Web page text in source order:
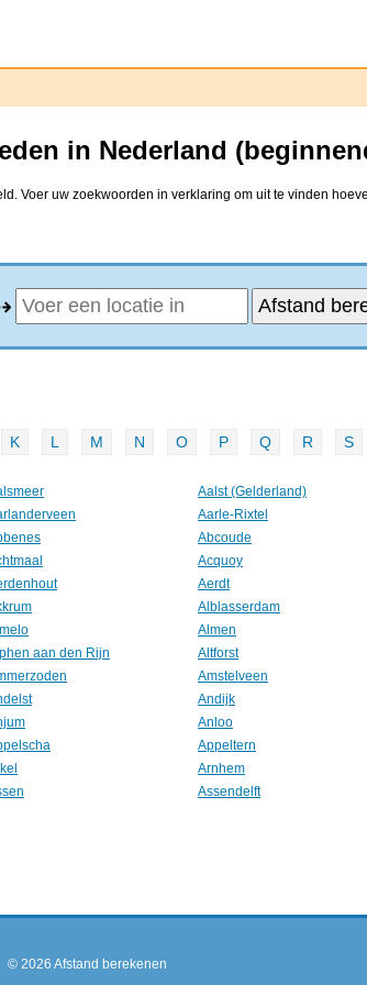
in Nederland
Voer uw zoekwoorden in verklaring om uit te vinden
K L M N O P Q R S
Aalst (Gelderland)
Aarle-Rixtel
Abcoude
Acquoy
Aerdt
Alblasserdam
Almen
aan den Rijn Altforst
Amstelveen
Andijk
Anloo
Appeltern
Arnhem
Assendelft
© 2026 Afstand berekenen